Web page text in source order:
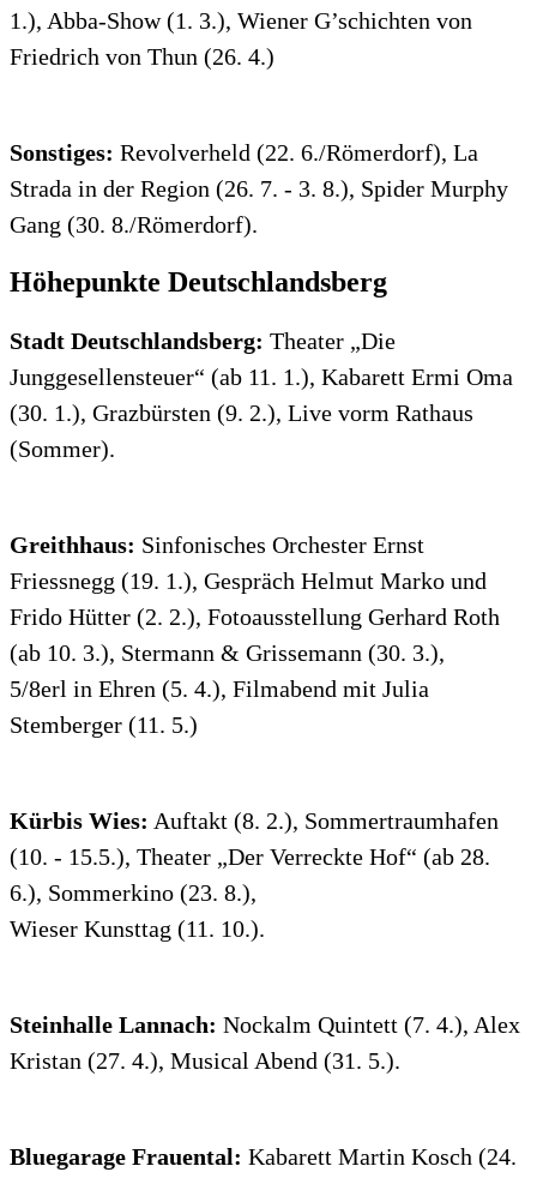
1.), Abba-Show (1. 3.), Wiener G’schichten von
Friedrich von Thun (26. 4.)
Sonstiges: Revolverheld (22. 6./Römerdorf), La
Strada in der Region (26. 7. - 3. 8.), Spider Murphy
Gang (30. 8./Römerdorf).
Höhepunkte Deutschlandsberg
Stadt Deutschlandsberg: Theater „Die
Junggesellensteuer“ (ab 11. 1.), Kabarett Ermi Oma
(30. 1.), Grazbürsten (9. 2.), Live vorm Rathaus
(Sommer).
Greithhaus: Sinfonisches Orchester Ernst
Friessnegg (19. 1.), Gespräch Helmut Marko und
Frido Hütter (2. 2.), Fotoausstellung Gerhard Roth
(ab 10. 3.), Stermann & Grissemann (30. 3.),
5/8erl in Ehren (5. 4.), Filmabend mit Julia
Stemberger (11. 5.)
Kürbis Wies: Auftakt (8. 2.), Sommertraumhafen
(10. - 15.5.), Theater „Der Verreckte Hof“ (ab 28.
6.), Sommerkino (23. 8.),
Wieser Kunsttag (11. 10.).
Steinhalle Lannach: Nockalm Quintett (7. 4.), Alex
Kristan (27. 4.), Musical Abend (31. 5.).
Bluegarage Frauental: Kabarett Martin Kosch (24.